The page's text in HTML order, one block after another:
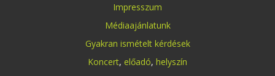
Impresszum
Médiaajánlatunk
Gyakran ismételt kérdések
Koncert, előadó, helyszín